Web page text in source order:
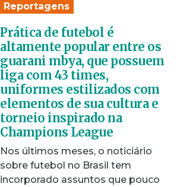
Reportagens
Prática de futebol é
altamente popular entre os
guarani mbya, que possuem
liga com 43 times,
uniformes estilizados com
elementos de sua cultura e
torneio inspirado na
Champions League
Nos últimos meses, o noticiário
sobre futebol no Brasil tem
incorporado assuntos que pouco